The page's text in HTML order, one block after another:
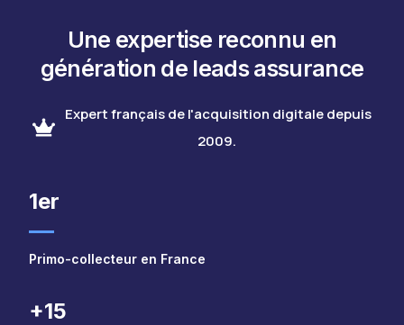
Une expertise reconnu en
génération de leads assurance
Expert français de l'acquisition digitale depuis
2009.
1er
Primo-collecteur en France
+15